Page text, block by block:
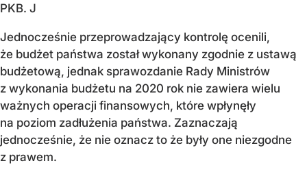
PKB. J
Jednocześnie przeprowadzający kontrolę ocenili,
że budżet państwa został wykonany zgodnie z ustawą
budżetową, jednak sprawozdanie Rady Ministrów
z wykonania budżetu na 2020 rok nie zawiera wielu
ważnych operacji finansowych, które wpłynęły
na poziom zadłużenia państwa. Zaznaczają
jednocześnie, że nie oznacz to że były one niezgodne
z prawem.